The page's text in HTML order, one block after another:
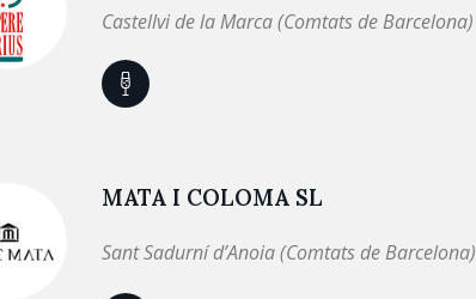
Castellvi de la Marca (Comtats de Barcelona)
MATA I COLOMA SL
Sant Sadurní d’Anoia (Comtats de Barcelona)